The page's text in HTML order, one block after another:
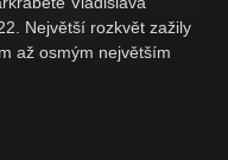
Největší rozkvět zažily
až osmým největším